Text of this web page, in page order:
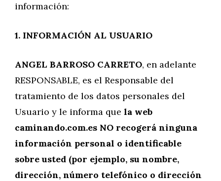
información:
1. INFORMACIÓN AL USUARIO
ANGEL BARROSO CARRETO, en adelante
RESPONSABLE, es el Responsable del
tratamiento de los datos personales del
Usuario y le informa que la web
caminando.com.es NO recogerá ninguna
información personal o identificable
sobre usted (por ejemplo, su nombre,
dirección, número telefónico o dirección